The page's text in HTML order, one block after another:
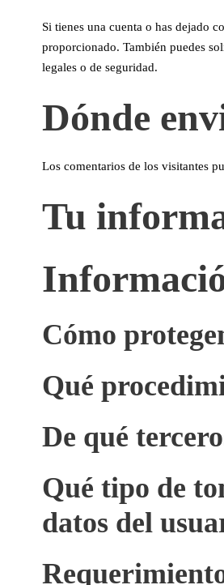
Si tienes una cuenta o has dejado
proporcionado. También puedes
legales o de seguridad.
Dónde
Los comentarios de los visitantes
Tu
Cómo
Qué
De qué
Qué tipo de
datos del